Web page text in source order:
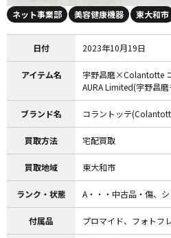
ネット事業部 美容健康機器 東大和市
日付 2023年10月19日
アイテム名
宇野昌磨×Colantotte
AURA Limited(宇野昌
ブランド名 コラントッテ
買取方法 宅配買取
買取地域 東大和市
ランク・状態 A・・・中古品・傷、
付属品 プロマイド、フォトフ